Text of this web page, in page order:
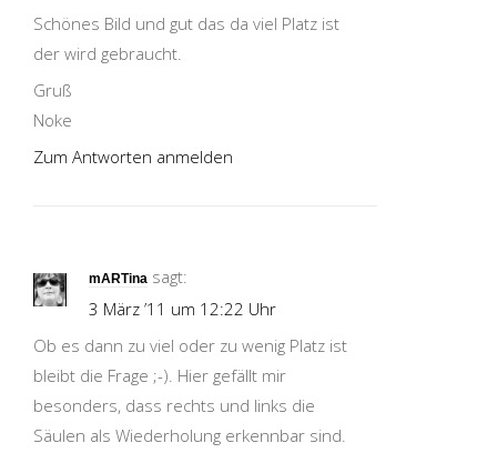
Schönes Bild und gut das da viel Platz ist
der wird gebraucht.
Gruß
Noke
Zum Antworten anmelden
mARTina sagt:
3 März ’11 um 12:22 Uhr
Ob es dann zu viel oder zu wenig Platz ist
bleibt die Frage ;-). Hier gefällt mir
besonders, dass rechts und links die
Säulen als Wiederholung erkennbar sind.